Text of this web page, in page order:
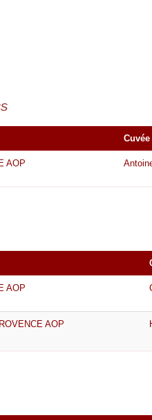
Cuvée
AOP
AOP
AOP